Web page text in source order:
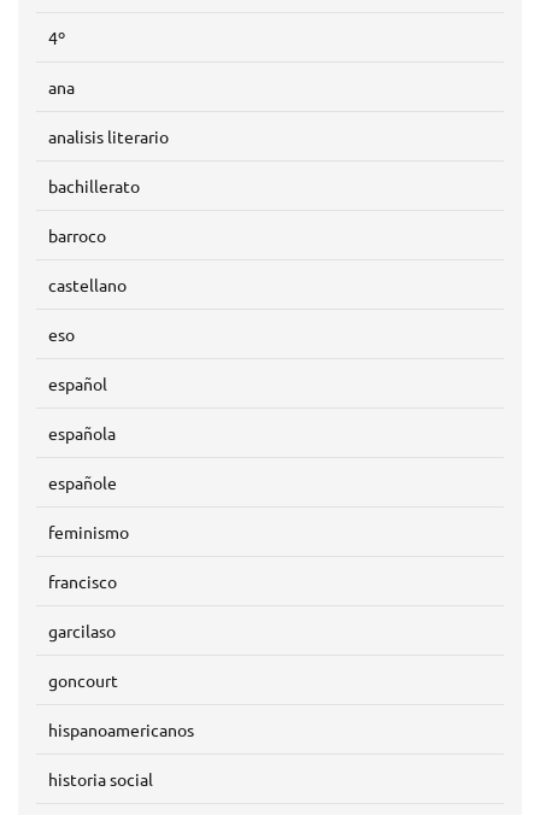
4º
ana
analisis literario
bachillerato
barroco
castellano
eso
español
española
españole
feminismo
francisco
garcilaso
goncourt
hispanoamericanos
historia social